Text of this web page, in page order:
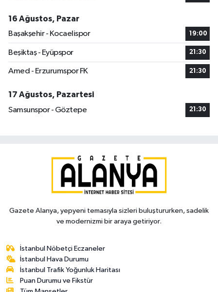
16 Ağustos, Pazar
Başakşehir - Kocaelispor
19:00
Beşiktaş - Eyüpspor 21:30
Amed - Erzurumspor FK 21:30
17 Ağustos, Pazartesi
Samsunspor - Göztepe
21:30
Gazete Alanya, yepyeni temasıyla sizleri buluştururken, sadelik
ve modernizmi bir araya getiriyor.
İstanbul Nöbetçi Eczaneler
İstanbul Hava Durumu
İstanbul Trafik Yoğunluk Haritası
Puan Durumu ve Fikstür